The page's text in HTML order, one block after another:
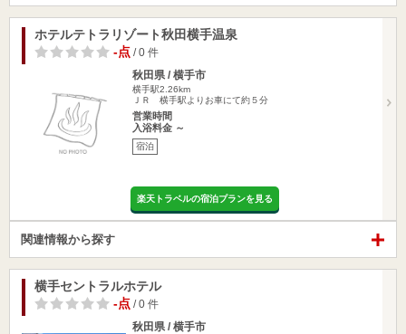
ホテルテトラリゾート秋田横手温泉
-点 / 0 件
秋田県 / 横手市
横手駅2.26km
ＪＲ 横手駅よりお車にて約５分
営業時間
入浴料金 ～
宿泊
楽天トラベルの宿泊プランを見る
関連情報から探す
横手セントラルホテル
-点 / 0 件
秋田県 / 横手市